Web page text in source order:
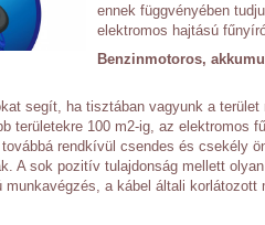
ennek függvényében
elektromos hajtású
Benzinmotoros,
segít, ha tisztában vagyunk a
területekre 100 m2-ig, az elektromos
rendkívül csendes és csekély
A sok pozitív tulajdonság mellett
munkavégzés, a kábel általi korlátozott